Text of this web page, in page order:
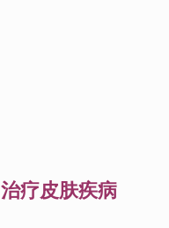
治疗皮肤疾病